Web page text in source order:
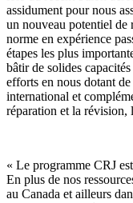
assidument pour nous
un nouveau potentiel de
norme en expérience
étapes les plus
bâtir de solides
efforts en nous dotant
international et
réparation et la révision,
« Le programme CRJ
En plus de nos
au Canada et ailleurs